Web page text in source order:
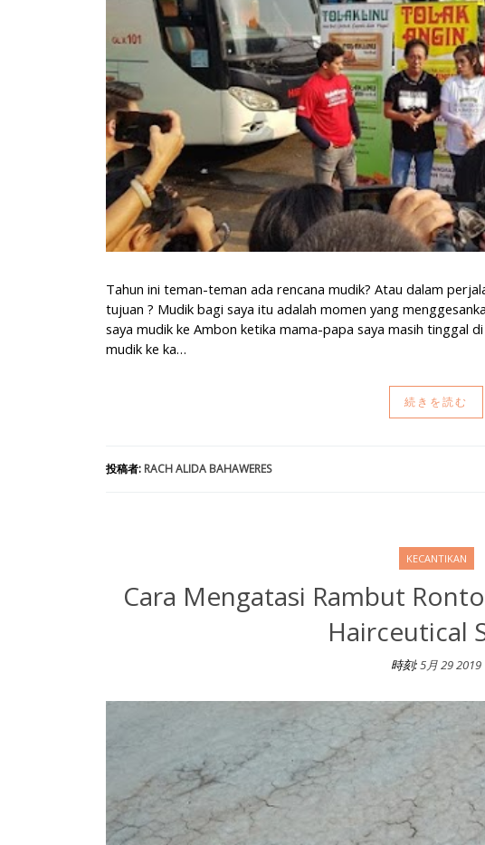
Tahun ini teman-teman ada rencana mudik? Atau dalam
tujuan ? Mudik bagi saya itu adalah momen yang
saya mudik ke Ambon ketika mama-papa saya masih tinggal
mudik ke ka…
続きを読む
投稿者: RACH ALIDA BAHAWERES
KECANTIKAN
Cara Mengatasi Rambut
Hairceutical
時刻:5月 29 2019
Cara Mengatasi Rambut Rontok Menggunakan Mylea